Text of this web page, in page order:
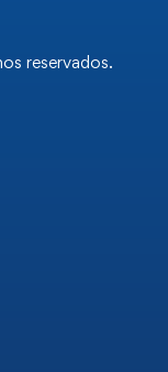
reservados.